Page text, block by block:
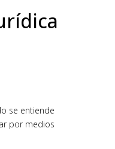
se entiende
por medios